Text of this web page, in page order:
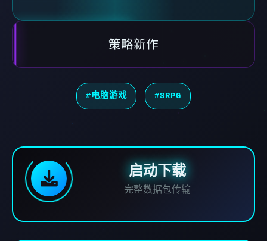
策略新作
#电脑游戏 #SRPG
启动下载
完整数据包传输